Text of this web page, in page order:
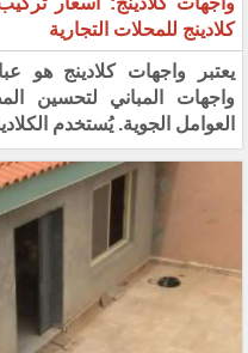
كلادينج للمحلات التجارية
يعتبر واجهات كلادينج هو
واجهات المباني لتحسين
العوامل الجوية. يُستخدم